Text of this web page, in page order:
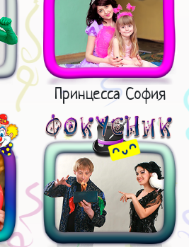
Принцесса София